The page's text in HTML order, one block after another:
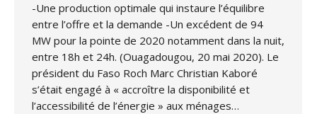
-Une production optimale qui instaure l’équilibre
entre l’offre et la demande -Un excédent de 94
MW pour la pointe de 2020 notamment dans la nuit,
entre 18h et 24h. (Ouagadougou, 20 mai 2020). Le
président du Faso Roch Marc Christian Kaboré
s’était engagé à « accroître la disponibilité et
l’accessibilité de l’énergie » aux ménages…